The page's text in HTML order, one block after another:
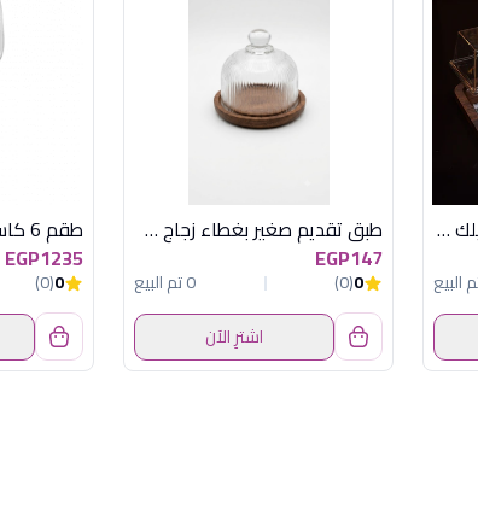
حافظة كيك خشب مع أكريلك صغير من أكسفورد موديل OX-15
طبق تقديم صغير بغطاء زجاج من أكسفورد موديل XS159
EGP147
0
(0)
0 تم البيع
اشترِ الآن
طقم 6 كاس 42 س ل بونهير
EGP1235
0
(0)